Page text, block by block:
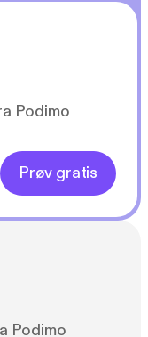
familie.
når han
hun forlod
deres fælles
forsvinden?
Podimo
Prøv gratis
Podimo